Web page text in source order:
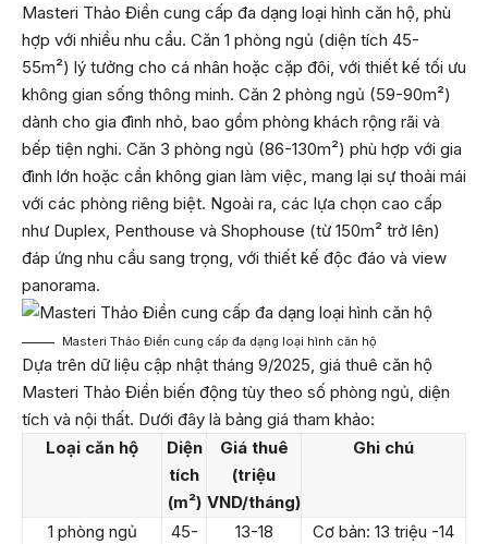
Masteri Thảo Điền cung cấp đa dạng loại hình căn hộ, phù
hợp với nhiều nhu cầu. Căn 1 phòng ngủ (diện tích 45-
55m²) lý tưởng cho cá nhân hoặc cặp đôi, với thiết kế tối ưu
không gian sống thông minh. Căn 2 phòng ngủ (59-90m²)
dành cho gia đình nhỏ, bao gồm phòng khách rộng rãi và
bếp tiện nghi. Căn 3 phòng ngủ (86-130m²) phù hợp với gia
đình lớn hoặc cần không gian làm việc, mang lại sự thoải mái
với các phòng riêng biệt. Ngoài ra, các lựa chọn cao cấp
như Duplex, Penthouse và Shophouse (từ 150m² trở lên)
đáp ứng nhu cầu sang trọng, với thiết kế độc đáo và view
panorama.
Masteri Thảo Điền cung cấp đa dạng loại hình căn hộ
Dựa trên dữ liệu cập nhật tháng 9/2025, giá thuê căn hộ
Masteri Thảo Điền biến động tùy theo số phòng ngủ, diện
tích và nội thất. Dưới đây là bảng giá tham khảo:
Loại căn hộ
Diện
tích
(m²)
Giá thuê
(triệu
VND/tháng)
Ghi chú
1 phòng ngủ
45-
13-18
Cơ bản: 13 triệu -14